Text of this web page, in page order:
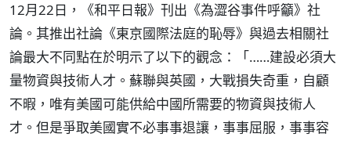
12月22日，《和平日報》刊出《為澀谷事件呼籲》社
論。其推出社論《東京國際法庭的恥辱》與過去相關社
論最大不同點在於明示了以下的觀念：「……建設必須大
量物資與技術人才。蘇聯與英國，大戰損失奇重，自顧
不暇，唯有美國可能供給中國所需要的物資與技術人
才。但是爭取美國實不必事事退讓，事事屈服，事事容